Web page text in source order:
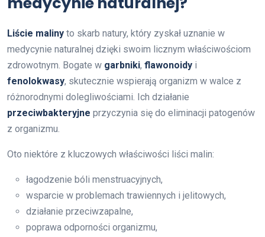
Liście maliny to skarb natury, który zyskał uznanie w
medycynie naturalnej dzięki swoim licznym właściwościom
zdrowotnym. Bogate w garbniki, flawonoidy i
fenolokwasy, skutecznie wspierają organizm w walce z
różnorodnymi dolegliwościami. Ich działanie
przeciwbakteryjne przyczynia się do eliminacji patogenów
z organizmu.
Oto niektóre z kluczowych właściwości liści malin:
łagodzenie bóli menstruacyjnych,
wsparcie w problemach trawiennych i jelitowych,
działanie przeciwzapalne,
poprawa odporności organizmu,